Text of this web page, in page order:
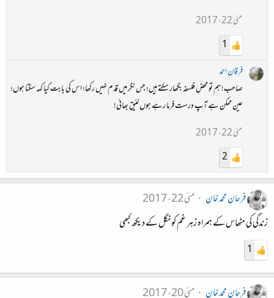
مئی 22، 2017
1
فرقان احمد
صاحب! ہم تو محض فلسفہ بگھار سکتے ہیں؛ جس نگر میں قدم نہیں رکھا؛ اس کی بابت کیا کہہ سکتا ہوں؛
عین ممکن ہے آپ درست فرما رہے ہوں لئیق بھائی!
مئی 22، 2017
2
فرحان محمد خان
مئی 22، 2017
زندگی کی مٹھاس کے ہمراہ زہر غم کو نگل کے دیکھ کبھی
1
فرحان محمد خان
مئی 20، 2017